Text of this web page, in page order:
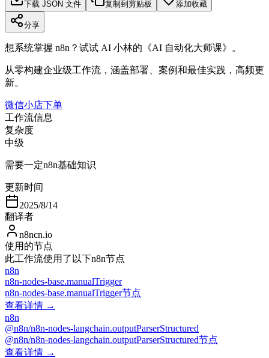
下载 JSON 文件 复制到剪贴板 添加收藏
分享
想系统掌握 n8n？试试 AI 小林的《AI 自动化大师课》。
从零构建企业级工作流，涵盖部署、案例和最佳实践，高频更
新。
微信小店下单
工作流信息
复杂度
中级
需要一定n8n基础知识
更新时间
2025/8/14
翻译者
n8ncn.io
使用的节点
此工作流使用了以下n8n节点
n8n
n8n-nodes-base.manualTrigger
n8n-nodes-base.manualTrigger节点
查看详情 →
n8n
@n8n/n8n-nodes-langchain.outputParserStructured
@n8n/n8n-nodes-langchain.outputParserStructured节点
查看详情 →